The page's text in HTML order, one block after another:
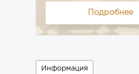
Подробнее
Информация